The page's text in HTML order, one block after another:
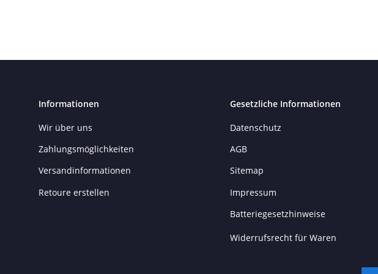
Informationen
Wir über uns
Zahlungsmöglichkeiten
Versandinformationen
Retoure erstellen
Gesetzliche Informationen
Datenschutz
AGB
Sitemap
Impressum
Batteriegesetzhinweise
Widerrufsrecht für Waren